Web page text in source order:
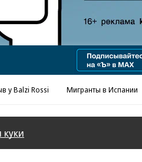
у Balzi Rossi Мигранты в Испании
куки